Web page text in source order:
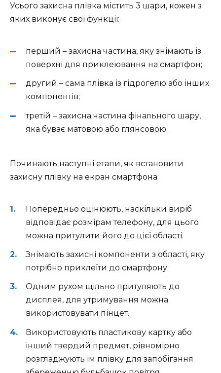
Усього захисна плівка містить 3 шари, кожен з
яких виконує свої функції:
перший – захисна частина, яку знімають із
поверхні для приклеювання на смартфон;
другий – сама плівка із гідрогелю або інших
компонентів;
третій – захисна частина фінального шару,
яка буває матовою або глянсовою.
Починають наступні етапи, як встановити
захисну плівку на екран смартфона:
Попередньо оцінюють, наскільки виріб
відповідає розмірам телефону, для цього
можна притулити його до цієї області.
Знімають захисні компоненти з області, яку
потрібно приклеїти до смартфону.
Одним рухом щільно притуляють до
дисплея, для утримування можна
використовувати пінцет.
Використовують пластикову картку або
інший твердий предмет, рівномірно
розгладжують їм плівку для запобігання